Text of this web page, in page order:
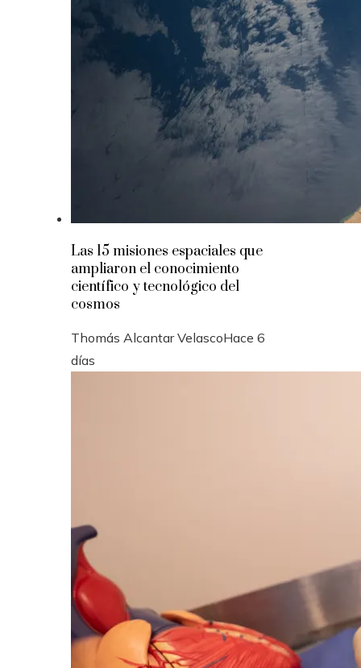
Las 15 misiones espaciales que
ampliaron el conocimiento
científico y tecnológico del
cosmos
Thomás Alcantar VelascoHace 6
días